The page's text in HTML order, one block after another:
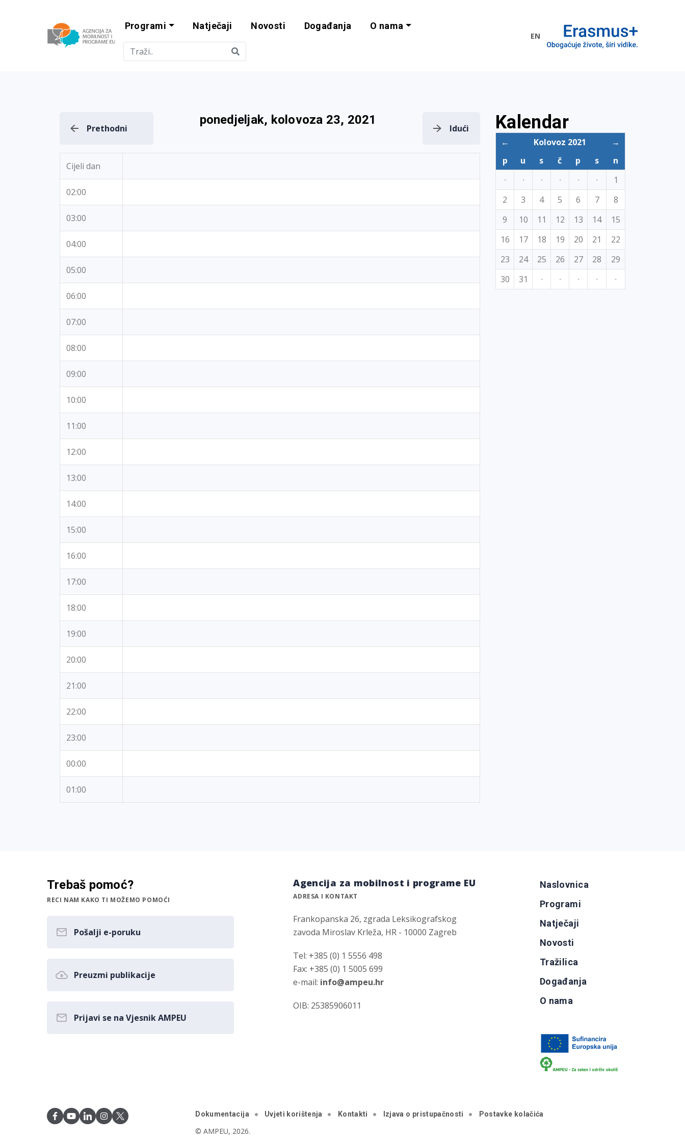
Agencija za mobilnost i programe EU
Programi Natječaji Novosti Događanja O nama
EN
Prethodni
ponedjeljak, kolovoza 23, 2021
Idući
Cijeli dan
02:00
03:00
04:00
05:00
06:00
07:00
08:00
09:00
10:00
11:00
12:00
13:00
14:00
15:00
16:00
17:00
18:00
19:00
20:00
21:00
22:00
23:00
00:00
01:00
Kalendar
← Kolovoz 2021
→
p
u s č p s
n
·
· · · · ·
1
2
3 4 5 6 7
8
9
10 11 12 13 14
15
16
17 18 19 20 21
22
23
24 25 26 27 28
29
30
31 · · · · ·
Trebaš pomoć?
RECI NAM KAKO TI MOŽEMO POMOĆI
Pošalji e-poruku
Preuzmi publikacije
Prijavi se na Vjesnik AMPEU
Agencija za mobilnost i programe EU
ADRESA I KONTAKT
Frankopanska 26, zgrada Leksikografskog
zavoda Miroslav Krleža, HR - 10000 Zagreb
Tel: +385 (0) 1 5556 498
Fax: +385 (0) 1 5005 699
e-mail: info@ampeu.hr
OIB: 25385906011
Naslovnica
Programi
Natječaji
Novosti
Tražilica
Događanja
O nama
Dokumentacija Uvjeti korištenja Kontakti Izjava o pristupačnosti Postavke kolačića
© AMPEU, 2026.